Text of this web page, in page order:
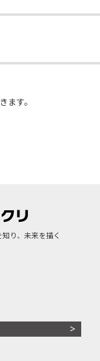
ます。
り、未来を描く